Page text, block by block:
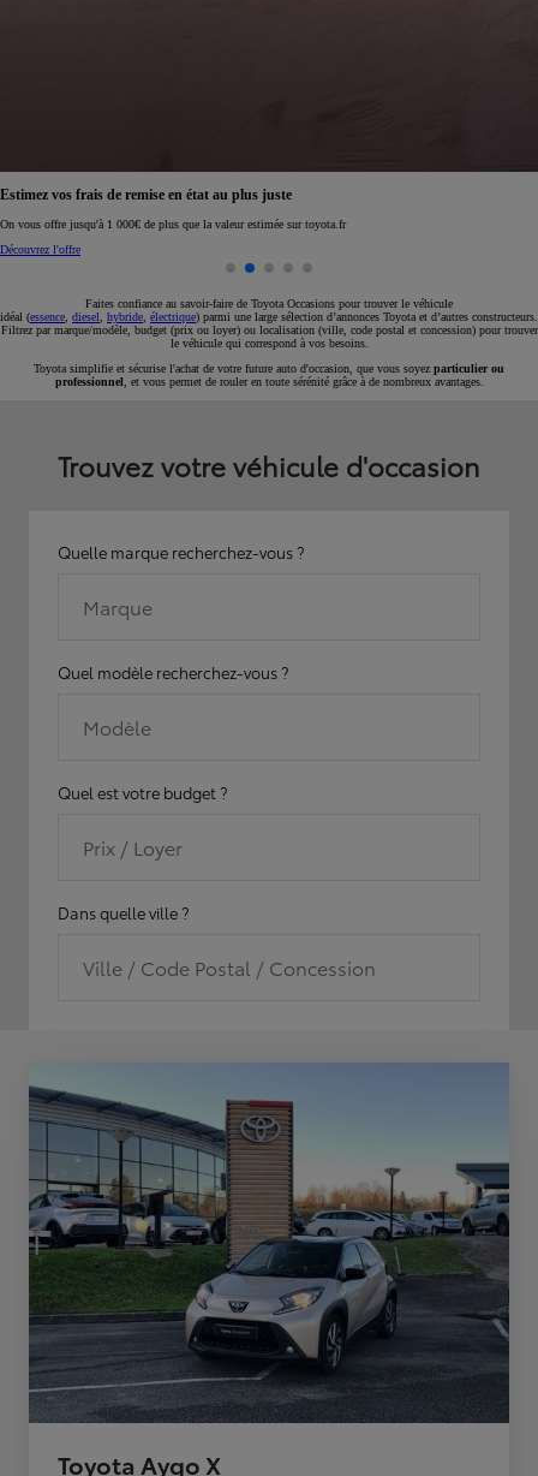
Réservez en ligne votre occasion pour 1€ seulement
Réservez en ligne
Faites confiance au savoir-faire de Toyota Occasions pour trouver le véhicule
idéal (essence diesel hybride électrique) parmi une large sélection d’annonces Toyota et d’autres constructeurs.
Filtrez par marque/modèle, budget (prix ou loyer) ou localisation (ville, code postal et concession) pour trouver
le véhicule qui correspond à vos besoins.
Toyota simplifie et sécurise l'achat de votre future auto d'occasion, que vous soyez particulier ou
professionnel , et vous permet de rouler en toute sérénité grâce à de nombreux avantages.
Trouvez votre véhicule d'occasion
Quelle marque recherchez-vous ?
Marque
Quel modèle recherchez-vous ?
Modèle
Quel est votre budget ?
Prix / Loyer
Dans quelle ville ?
Ville / Code Postal / Concession
Toyota Aygo X